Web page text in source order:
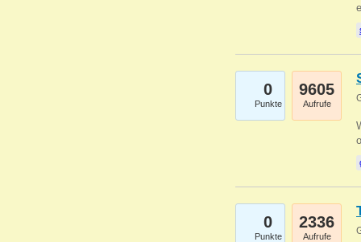
0
Punkte
9605
Aufrufe
0
Punkte
2336
Aufrufe